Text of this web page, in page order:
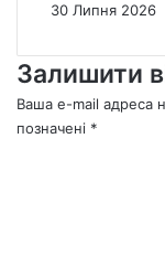
30 Липня 2026
Залишити
Ваша e-mail адреса
позначені *